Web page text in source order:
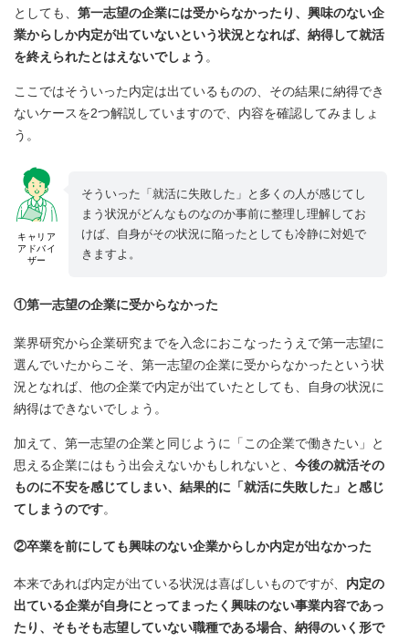
としても、 第一志望の企業には受からなかったり、興味のない企
業からしか内定が出ていないという状況となれば、納得して就活
を終えられたとはえないでしょう 。
ここではそういった内定は出ているものの、その結果に納得でき
ないケースを2つ解説していますので、内容を確認してみましょ
う。
キャリア
アドバイ
ザー
そういった「就活に失敗した」と多くの人が感じてし
まう状況がどんなものなのか事前に整理し理解してお
けば、自身がその状況に陥ったとしても冷静に対処で
きますよ。
①第一志望の企業に受からなかった
業界研究から企業研究までを入念におこなったうえで第一志望に
選んでいたからこそ、第一志望の企業に受からなかったという状
況となれば、他の企業で内定が出ていたとしても、自身の状況に
納得はできないでしょう。
加えて、第一志望の企業と同じように「この企業で働きたい」と
思える企業にはもう出会えないかもしれないと、 今後の就活その
ものに不安を感じてしまい、結果的に「就活に失敗した」と感じ
てしまうのです。
②卒業を前にしても興味のない企業からしか内定が出なかった
本来であれば内定が出ている状況は喜ばしいものですが、 内定の
出ている企業が自身にとってまったく興味のない事業内容であっ
たり、そもそも志望していない職種である場合、納得のいく形で